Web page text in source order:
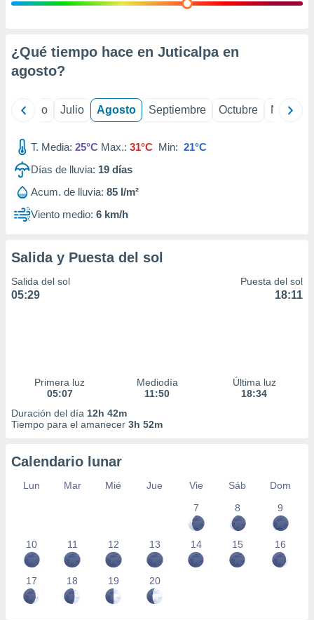
e
mediante
de
1199
¿Qué tiempo hace en Juticalpa en
agosto?
Junio Julio Agosto Septiembre Octubre
T. Media: 25°C Max.: 31°C Min: 21°C
Días de lluvia: 19 días
Acum. de lluvia: 85 l/m²
Viento medio: 6 km/h
Salida y Puesta del sol
Salida del sol
05:29
Puesta del sol
18:11
Primera luz
05:07
Mediodía
11:50
Última luz
18:34
Duración del día 12h 42m
Tiempo para el amanecer 3h 52m
Calendario lunar
Lun Mar Mié Jue Vie Sáb
Dom
7
8 9
10 11 12 13 14 15 16
17 18 19 20